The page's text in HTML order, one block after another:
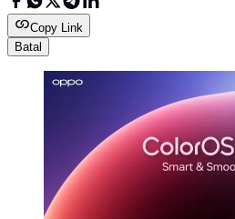
Copy Link
Batal